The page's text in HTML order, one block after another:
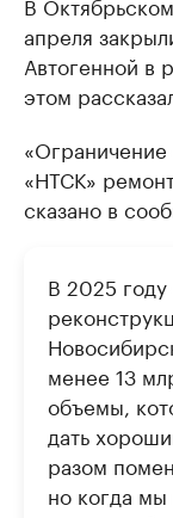
апреля
Автогенной
этом
«НТСК»
сказано в
В 2025
менее 13
объемы,
дать
разом
но когда